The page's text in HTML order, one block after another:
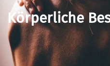
Körperliche